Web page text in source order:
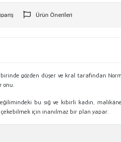
Ürün Önerileri
birinde gözden düşer ve kral tarafından
bu sığ ve kibirli kadın,
için inanılmaz bir plan yapar.